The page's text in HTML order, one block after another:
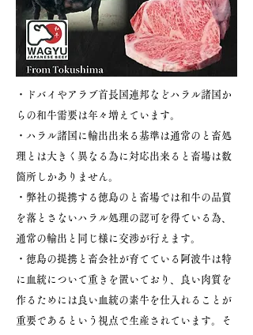
・ドバイやアラブ首長国連邦などハラル諸国か
らの和牛需要は年々増えています。
・ハラル諸国に輸出出来る基準は通常のと畜処
理とは大きく異なる為に対応出来ると畜場は数
箇所しかありません。
・弊社の提携する徳島のと畜場では和牛の品質
を落とさないハラル処理の認可を得ている為、
通常の輸出と同じ様に交渉が行えます。
・徳島の提携と畜会社が育てている阿波牛は特
に血統について重きを置いており、良い肉質を
作るためには良い血統の素牛を仕入れることが
重要であるという視点で生産されています。そ